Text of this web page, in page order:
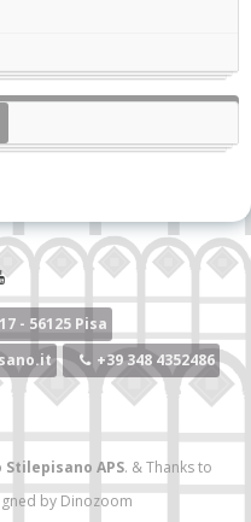
- 56125 Pisa
+39 348 4352486
APS. &Thanks to
by Dinozoom